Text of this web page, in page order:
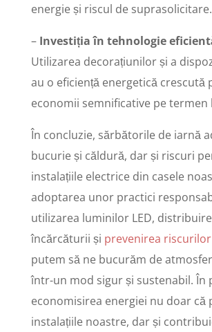
energie și riscul de suprasolicitare.
– Investiția în tehnologie
Utilizarea decorațiunilor și a
au o eficiență energetică crescută
economii semnificative pe termen
În concluzie, sărbătorile de iarnă
bucurie și căldură, dar și riscuri
instalațiile electrice din casele
adoptarea unor practici
utilizarea luminilor LED,
încărcăturii și prevenirea
putem să ne bucurăm de
într-un mod sigur și sustenabil. În
economisirea energiei nu doar că
instalațiile noastre, dar și